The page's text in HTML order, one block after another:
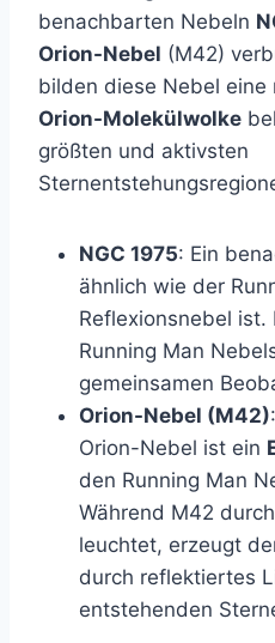
benachbarten Nebeln
Orion-Nebel (M42)
bilden diese Nebel eine
Orion-Molekülwolke
größten und aktivsten
NGC 1975: Ein
ähnlich wie der
Reflexionsnebel
Running Man
gemeinsamen
Orion-Nebel (M42)
Orion-Nebel ist ein
den Running Man
Während M42
leuchtet, erzeugt
durch reflektiertes
entstehenden